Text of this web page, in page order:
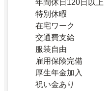
年間休日120日以上
特別休暇
在宅ワーク
交通費支給
服装自由
雇用保険完備
厚生年金加入
祝い金あり